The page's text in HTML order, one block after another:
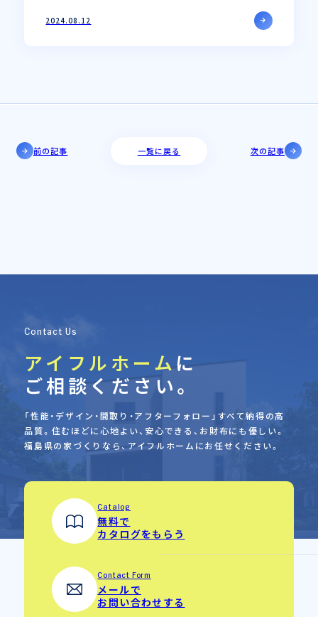
どんな間取りが叶えられるの…
2024.08.12
前の記事 一覧に戻る 次の記事
Contact Us
アイフルホーム に
ご相談ください。
「性能・デザイン・間取り・アフターフォロー」すべて納得の高
品質。 住むほどに心地よい、安心できる、お財布にも優しい。
福島県の家づくりなら、アイフルホームにお任せください。
Catalog
無料で
カタログをもらう
Contact Form
メールで
お問い合わせする